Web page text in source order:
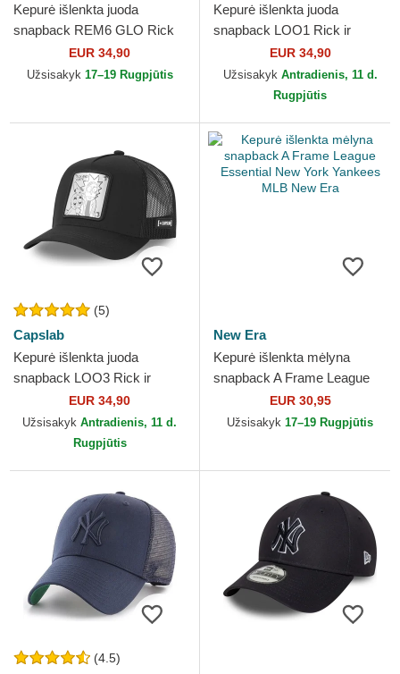
Kepurė išlenkta juoda
snapback REM6 GLO Rick
Sanchez Rikas ir Mortis
Capslab
EUR 34,90
Užsisakyk 17–19 Rugpjūtis
Kepurė išlenkta juoda
snapback LOO1 Rick ir
Morty Rikas ir Mortis
Capslab
EUR 34,90
Užsisakyk Antradienis, 11 d.
Rugpjūtis
(5)
Capslab
Kepurė išlenkta juoda
snapback LOO3 Rick ir
Morty Rikas ir Mortis
Capslab
EUR 34,90
Užsisakyk Antradienis, 11 d.
Rugpjūtis
New Era
Kepurė išlenkta mėlyna
snapback A Frame League
Essential New York Yankees
MLB New Era
EUR 30,95
Užsisakyk 17–19 Rugpjūtis
(4.5)